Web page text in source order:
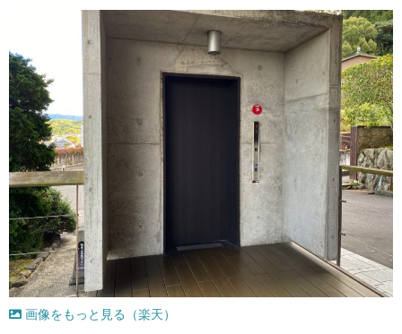
画像をもっと見る（楽天）